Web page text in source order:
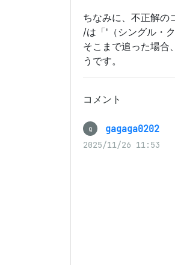
ちなみに、不正解の
/は「'（シングル・
そこまで追った場合
うです。
コメント
g gagaga0202
2025/11/26 11:53